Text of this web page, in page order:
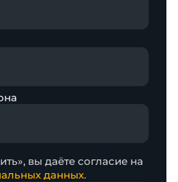
вы даёте согласие на
данных.